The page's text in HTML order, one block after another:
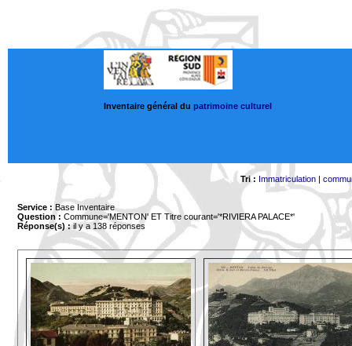
Inventaire général du patrimoine culturel
Tri : Immatriculation |
Service : Base Inventaire
Question : Commune='MENTON' ET Titre courant='*RIVIERA PALACE*'
Réponse(s) :il y a 138 réponses